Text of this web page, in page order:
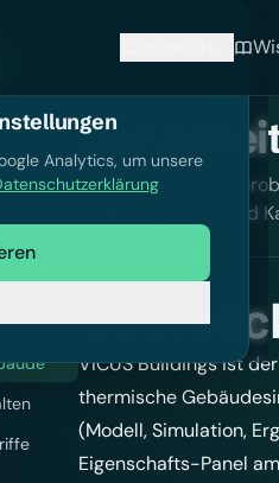
Der
Aufbau der
Werkzeugleisten und
VICUS Buildings ist
thermische
(Modell, Simulation,
Eigenschafts-Panel
Analytics, um unsere